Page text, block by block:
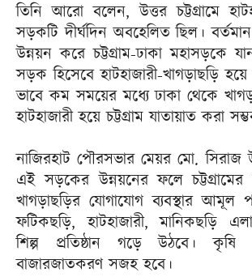
তিনি আরো বলেন, উত্তর চট্টগ্রামে
সড়কটি দীর্ঘদিন অবহেলিত ছিল।
উন্নয়ন করে চট্টগ্রাম-ঢাকা মহাসড়কে
সড়ক হিসেবে হাটহাজারী-খাগড়াছড়ি
ভাবে কম সময়ের মধ্যে ঢাকা থেকে
হাটহাজারী হয়ে চট্টগ্রাম যাতায়াত করা
নাজিরহাট পৌরসভার মেয়র মো. সিরাজ
এই সড়কের উন্নয়নের ফলে চট্টগ্রামের
খাগড়াছড়ির যোগাযোগ ব্যবস্থার আমূল
ফটিকছড়ি, হাটহাজারী, মানিকছড়ি
শিল্প প্রতিষ্ঠান গড়ে উঠবে।
বাজারজাতকরণ সজহ হবে।